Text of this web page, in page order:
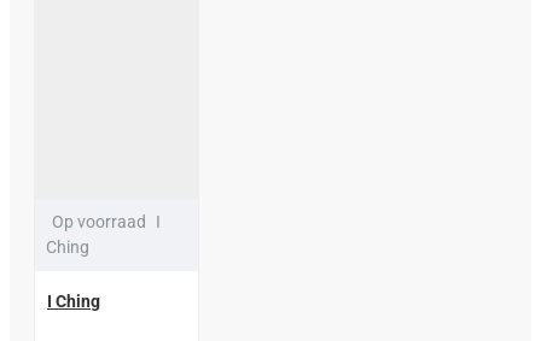
Op voorraad
I
Ching
I Ching